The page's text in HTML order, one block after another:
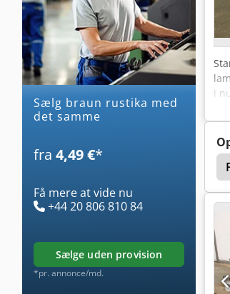
Sælg braun rustika med
det samme
fra 4,49 €*
Få mere at vide nu
+44 20 806 810 84
sælge uden provision
*pr. annonce/md.
i
Stihl Ms 441